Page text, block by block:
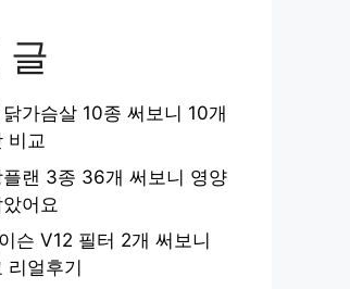
글
가슴살 10종 써보니 10개
비교
플랜 3종 36개 써보니 영양
어요
슨 V12 필터 2개 써보니
리얼후기